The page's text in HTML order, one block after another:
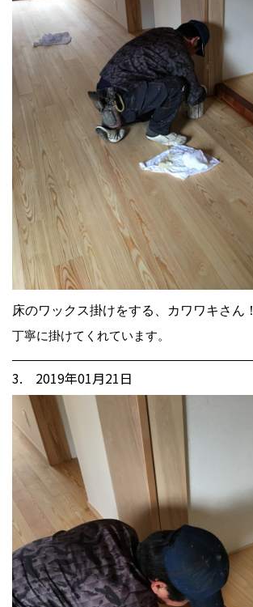
床のワックス掛けをする、カワワキさん！
丁寧に掛けてくれています。
3. 2019年01月21日